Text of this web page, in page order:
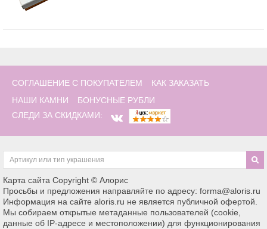
СОГЛАШЕНИЕ С ПОКУПАТЕЛЕМ
КАК ЗАКАЗАТЬ
НАШИ КАМНИ
БОНУСНЫЕ РУБЛИ
СЛЕДИ ЗА СКИДКАМИ:
Карта сайта Copyright © Алорис
Просьбы и предложения направляйте по адресу: forma@aloris.ru
Информация на сайте aloris.ru не является публичной офертой.
Мы собираем открытые метаданные пользователей (cookie,
данные об IP-адресе и местоположении) для функционирования